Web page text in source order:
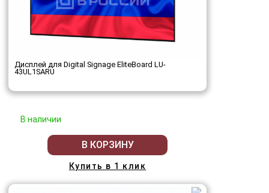
Дисплей для Digital Signage EliteBoard LU-
43UL1SARU
В наличии
В КОРЗИНУ
Купить в 1 клик